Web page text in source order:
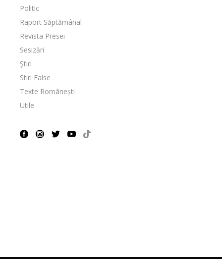
Politic
Raport Săptămânal
Revista Presei
Sesizări
Știri
Stiri False
Texte Românești
Utile